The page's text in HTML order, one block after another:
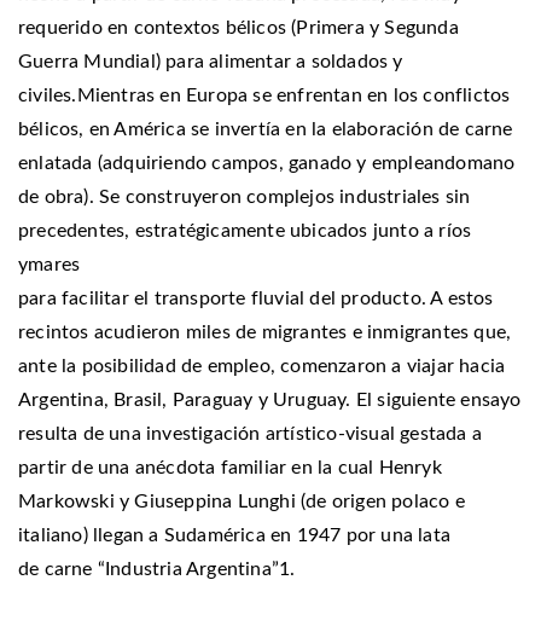
requerido en contextos bélicos (Primera y Segunda
Guerra Mundial) para alimentar a soldados y
civiles.Mientras en Europa se enfrentan en los conflictos
bélicos, en América se invertía en la elaboración de carne
enlatada (adquiriendo campos, ganado y empleandomano
de obra). Se construyeron complejos industriales sin
precedentes, estratégicamente ubicados junto a ríos
ymares
para facilitar el transporte fluvial del producto. A estos
recintos acudieron miles de migrantes e inmigrantes que,
ante la posibilidad de empleo, comenzaron a viajar hacia
Argentina, Brasil, Paraguay y Uruguay. El siguiente ensayo
resulta de una investigación artístico-visual gestada a
partir de una anécdota familiar en la cual Henryk
Markowski y Giuseppina Lunghi (de origen polaco e
italiano) llegan a Sudamérica en 1947 por una lata
de carne “Industria Argentina”1.